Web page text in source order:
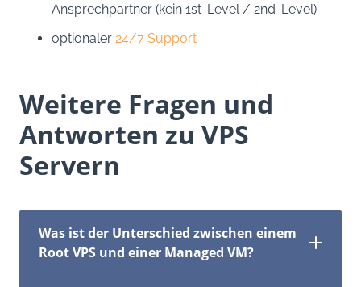
Ansprechpartner (kein 1st-Level / 2nd-Level)
optionaler 24/7 Support
Weitere Fragen und
Antworten zu VPS
Servern
Was ist der Unterschied zwischen einem
Root VPS und einer Managed VM?